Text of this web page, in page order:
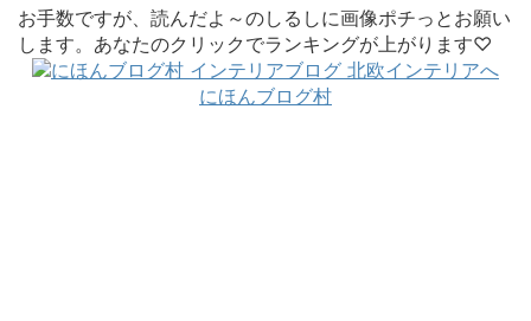
お手数ですが、読んだよ～のしるしに画像ポチっとお願い
します。あなたのクリックでランキングが上がります♡
にほんブログ村